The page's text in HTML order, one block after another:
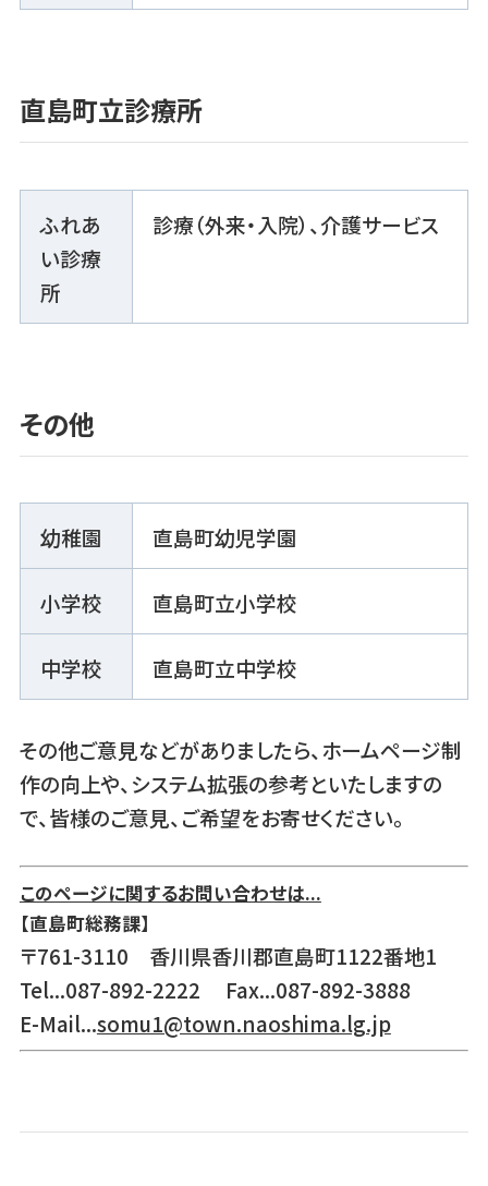
直島町立診療所
ふれあ
い診療
所
診療（外来・入院）、介護サービス
その他
幼稚園 直島町幼児学園
小学校 直島町立小学校
中学校 直島町立中学校
その他ご意見などがありましたら、ホームページ制
作の向上や、システム拡張の参考といたしますの
で、皆様のご意見、ご希望をお寄せください。
このページに関するお問い合わせは...
【直島町総務課】
〒761-3110 香川県香川郡直島町1122番地1
Tel...087-892-2222 Fax...087-892-3888
E-Mail...somu1@town.naoshima.lg.jp